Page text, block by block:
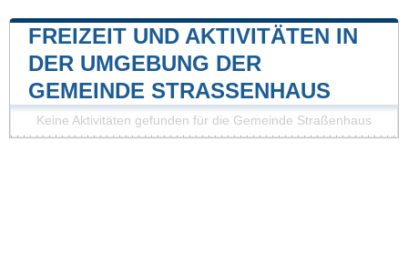
FREIZEIT UND AKTIVITÄTEN IN
DER UMGEBUNG DER
GEMEINDE STRASSENHAUS
Keine Aktivitäten gefunden für die Gemeinde Straßenhaus